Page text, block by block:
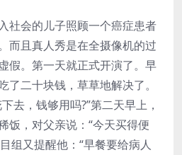
社会的儿子照顾一个癌症患者
而且真人秀是在全摄像机的过
假。第一天就正式开演了。早
了二十块钱，草草地解决了。
去，钱够用吗?”第二天早上，
饭，对父亲说：“今天买得便
组又提醒他：“早餐要给病人